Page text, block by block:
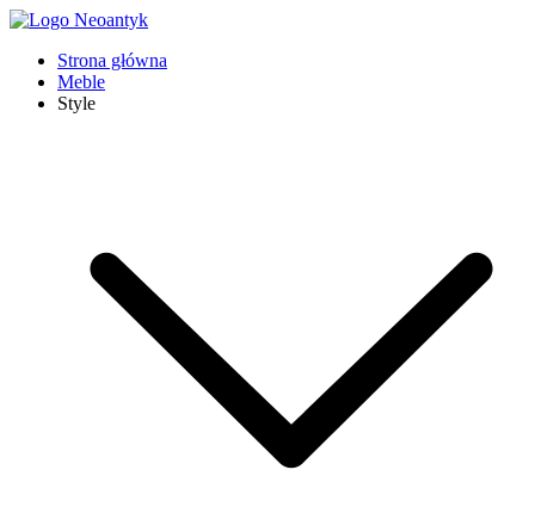
Strona główna
Meble
Style